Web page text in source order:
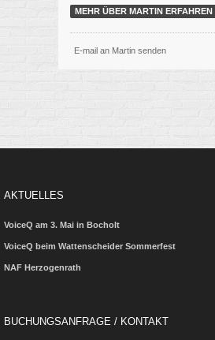
MEHR ÜBER MARTIN ERFAHREN
E-mail an Martin senden
AKTUELLES
VoiceQ am 3. Mai in Bocholt
VoiceQ beim Wattenscheider Sommerfest
NAF Herzogenrath
BUCHUNGSANFRAGE / KONTAKT